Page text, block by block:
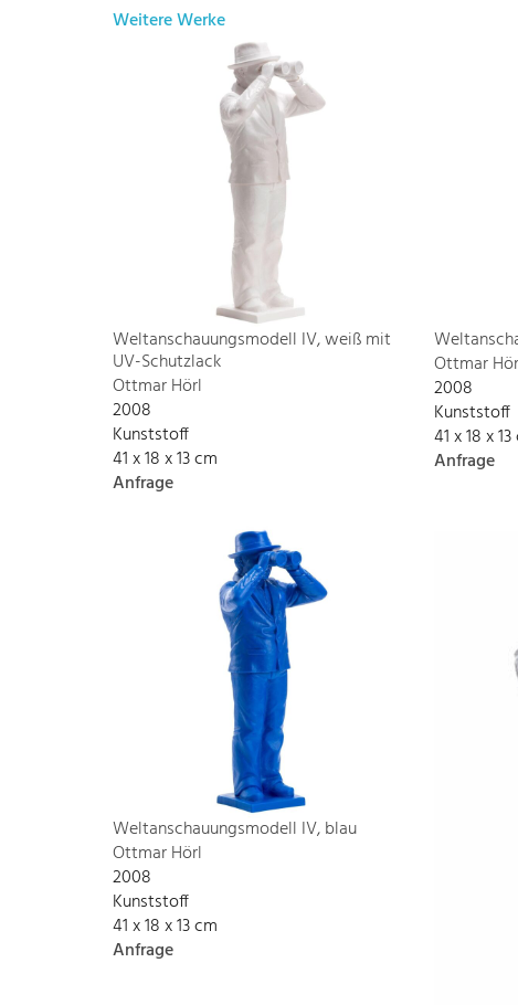
Weitere Werke
Weltanschauungsmodell IV, weiß mit
UV-Schutzlack
Ottmar Hörl
2008
Kunststoff
41 x 18 x 13 cm
Anfrage
Ottmar
2008
Kunststoff
41 x 18 x
Anfrage
Weltanschauungsmodell IV, blau
Ottmar Hörl
2008
Kunststoff
41 x 18 x 13 cm
Anfrage